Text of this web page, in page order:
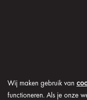
Wij maken gebruik van
functioneren. Als je onze